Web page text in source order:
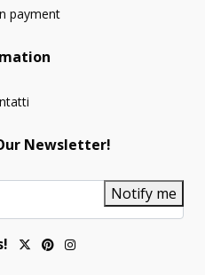
payment
Newsletter!
Notify me